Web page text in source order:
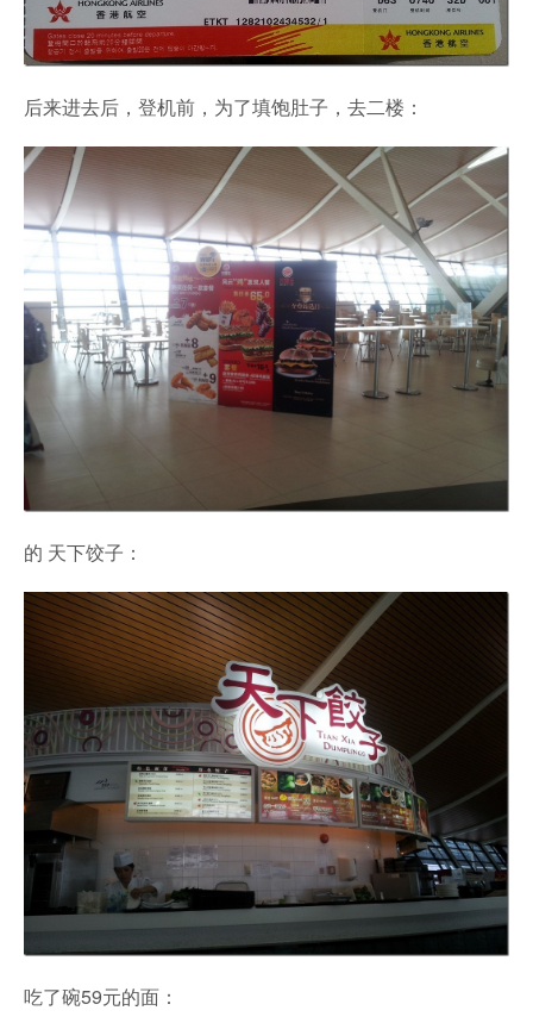
后来进去后，登机前，为了填饱肚子，去二楼：
的 天下饺子：
吃了碗59元的面：